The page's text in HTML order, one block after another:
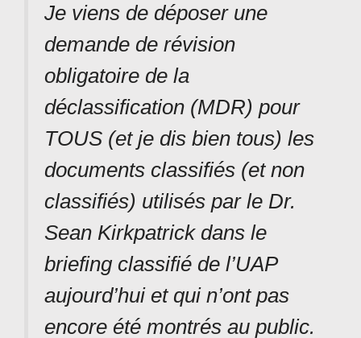
Je viens de déposer une
demande de révision
obligatoire de la
déclassification (MDR) pour
TOUS (et je dis bien tous) les
documents classifiés (et non
classifiés) utilisés par le Dr.
Sean Kirkpatrick dans le
briefing classifié de l’UAP
aujourd’hui et qui n’ont pas
encore été montrés au public.